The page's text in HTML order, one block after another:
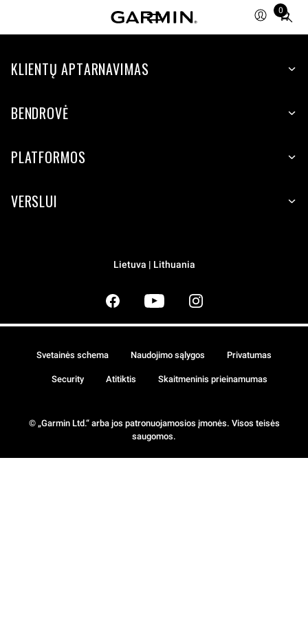
0
Total
items
cart:
KLIENTŲ APTARNAVIMAS
BENDROVĖ
PLATFORMOS
VERSLUI
Lietuva | Lithuania
© „Garmin Ltd.“ arba jos patronuojamosios įmonės. Visos teisės
saugomos.
Svetainės schema Naudojimo sąlygos Privatumas
Security Atitiktis Skaitmeninis prieinamumas